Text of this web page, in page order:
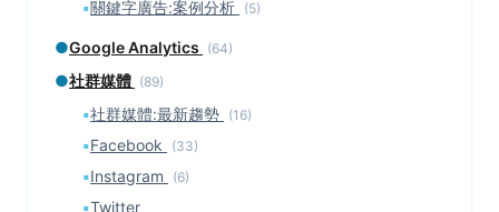
▪關鍵字廣告:案例分析 (5)
●Google Analytics (64)
●社群媒體 (89)
▪社群媒體:最新趨勢 (16)
▪Facebook (33)
▪Instagram (6)
▪Twitter